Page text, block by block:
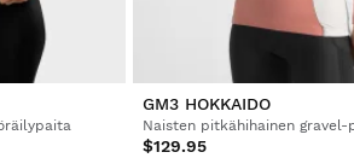
Ihanteellinen aikojen välillä.
GM3 HOKKAIDO
$129.95